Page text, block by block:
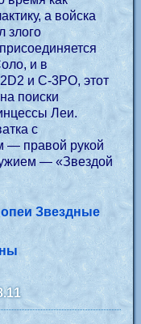
а войска
злого
и в
и C-3PO, этот
поиски
Леи.
с
— правой рукой
— «Звездой
Звездные